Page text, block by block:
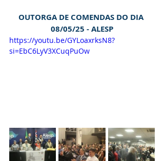
OUTORGA DE COMENDAS DO DIA
08/05/25 - ALESP
https://youtu.be/GYLoaxrksN8?
si=EbC6LyV3XCuqPuOw